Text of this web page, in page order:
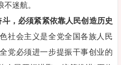
迷航。
，必须紧紧依靠人民创造历史
社会主义是全党全国各族人民
党必须进一步提振干事创业的